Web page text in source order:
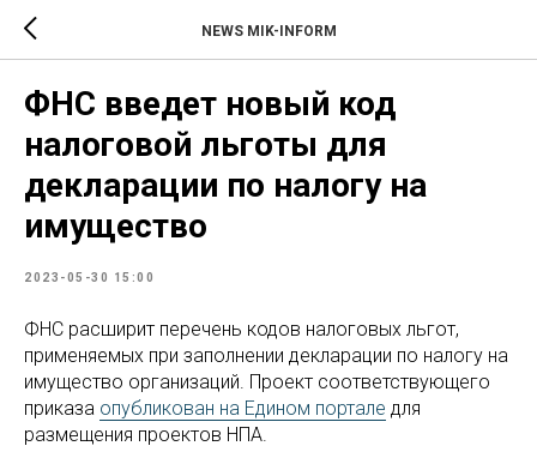
NEWS MIK-INFORM
ФНС введет новый код
налоговой льготы для
декларации по налогу на
имущество
2023-05-30 15:00
ФНС расширит перечень кодов налоговых льгот,
применяемых при заполнении декларации по налогу на
имущество организаций. Проект соответствующего
приказа опубликован на Едином портале для
размещения проектов НПА.